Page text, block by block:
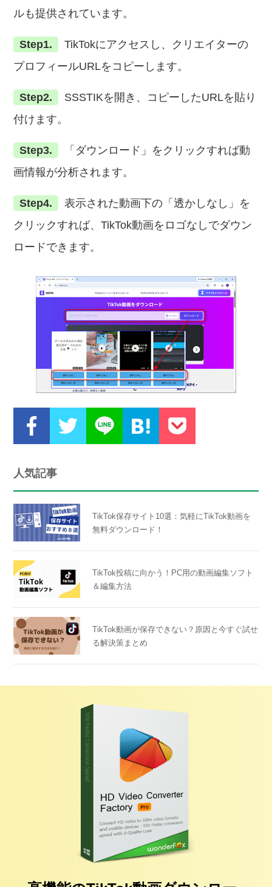
ルも提供されています。
Step1.
TikTokにアクセスし、クリエイターの
プロフィールURLをコピーします。
Step2.
SSSTIKを開き、コピーしたURLを貼り
付けます。
Step3.
「ダウンロード」をクリックすれば動
画情報が分析されます。
Step4.
表示された動画下の「透かしなし」を
クリックすれば、TikTok動画をロゴなしでダウン
ロードできます。
人気記事
TikTok保存サイト10選：気軽にTikTok動画を
無料ダウンロード！
TikTok投稿に向かう！PC用の動画編集ソフト
＆編集方法
TikTok動画が保存できない？原因と今すぐ試せ
る解決策まとめ